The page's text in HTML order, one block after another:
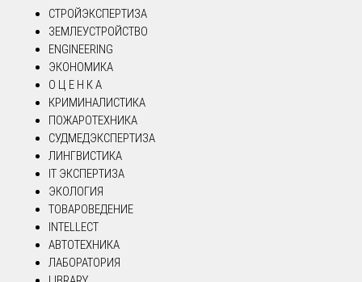
СТРОЙЭКСПЕРТИЗА
ЗЕМЛЕУСТРОЙСТВО
ENGINEERING
ЭКОНОМИКА
О Ц Е Н К А
КРИМИНАЛИСТИКА
ПОЖАРОТЕХНИКА
СУДМЕДЭКСПЕРТИЗА
ЛИНГВИСТИКА
IT ЭКСПЕРТИЗА
ЭКОЛОГИЯ
ТОВАРОВЕДЕНИЕ
INTELLECT
АВТОТЕХНИКА
ЛАБОРАТОРИЯ